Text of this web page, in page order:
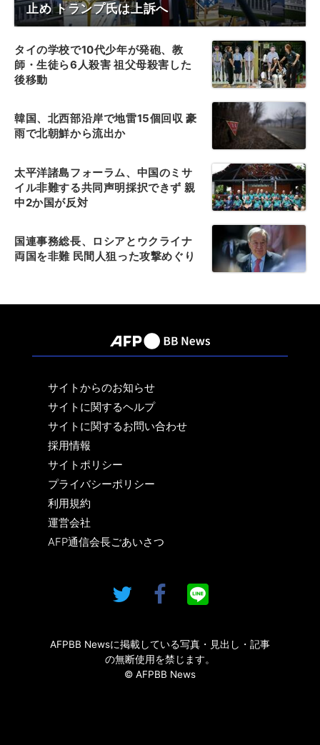
止め トランプ氏は上訴へ
タイの学校で10代少年が発砲、教
師・生徒ら6人殺害 祖父母殺害した
後移動
韓国、北西部沿岸で地雷15個回収 豪
雨で北朝鮮から流出か
太平洋諸島フォーラム、中国のミサ
イル非難する共同声明採択できず 親
中2か国が反対
国連事務総長、ロシアとウクライナ
両国を非難 民間人狙った攻撃めぐり
サイトからのお知らせ
サイトに関するヘルプ
サイトに関するお問い合わせ
採用情報
サイトポリシー
プライバシーポリシー
利用規約
運営会社
AFP通信会長ごあいさつ
AFPBB Newsに掲載している写真・見出し・記事
の無断使用を禁じます。
© AFPBB News